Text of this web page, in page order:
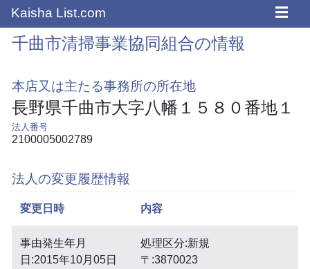
Kaisha List.com ☰
千曲市清掃事業協同組合の情報
本店又は主たる事務所の所在地
長野県千曲市大字八幡１５８０番地１
法人番号
2100005002789
法人の変更履歴情報
変更日時 内容
事由発生年月
日:2015年10月05日
処理区分:新規
〒:3870023